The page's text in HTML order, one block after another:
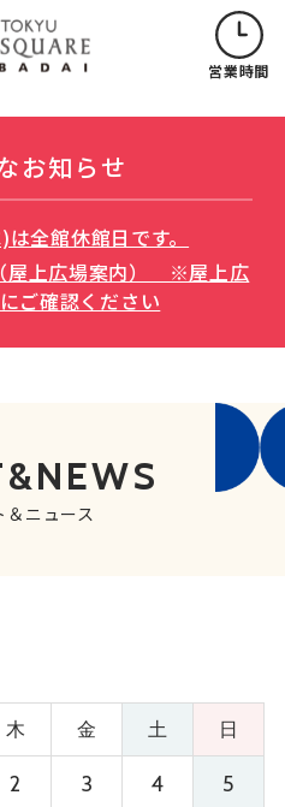
営業時間
お知らせ
全館休館日です。
屋上広場案内） ※屋上広
ご確認ください
＆ニュース
木 金 土 日
2 3 4 5